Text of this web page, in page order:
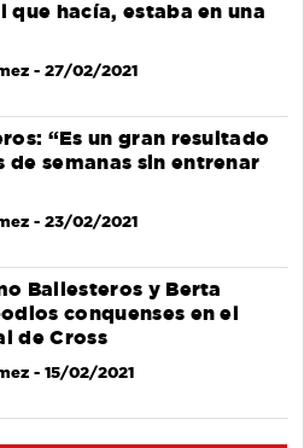
que hacía, estaba en una
- 27/02/2021
“Es un gran resultado
de semanas sin entrenar
- 23/02/2021
Ballesteros y Berta
conquenses en el
de Cross
- 15/02/2021